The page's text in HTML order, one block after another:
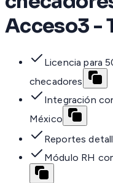
Acceso3 -
Licencia para
checadores
Integración
México
Reportes
Módulo RH